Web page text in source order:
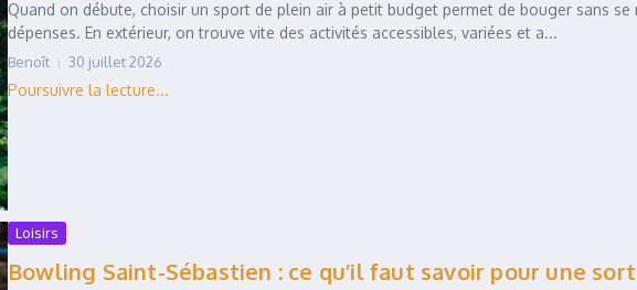
Quand on débute, choisir un sport de plein air à petit budget permet de bouger sans
dépenses. En extérieur, on trouve vite des activités accessibles, variées et a...
Benoît 30 juillet 2026
Loisirs
Bowling Saint-Sébastien : ce qu’il faut savoir pour une